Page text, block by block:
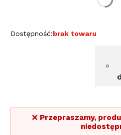
Dostępność:brak towaru
❌ Przepraszamy,